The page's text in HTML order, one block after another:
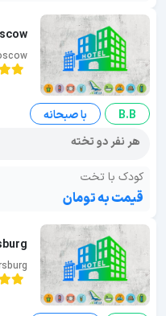
B.B
با صبحانه
هر نفر دو تخته
کودک با تخت
قیمت به تومان